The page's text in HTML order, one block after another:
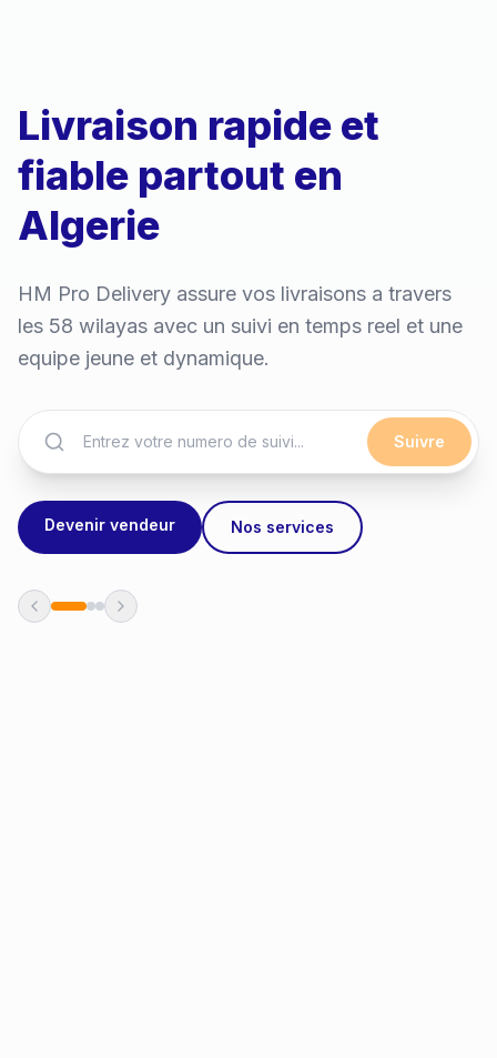
Suivi en temps reel de
vos expeditions
collecte jusqu'a la livraison. Notifications
instantanees a chaque mise a jour.
Suivre
Devenir vendeur Nos services